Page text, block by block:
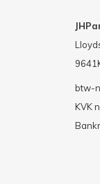
btw-
KVK